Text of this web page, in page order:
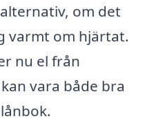
om det
varmt om hjärtat.
nu el från
vara både bra